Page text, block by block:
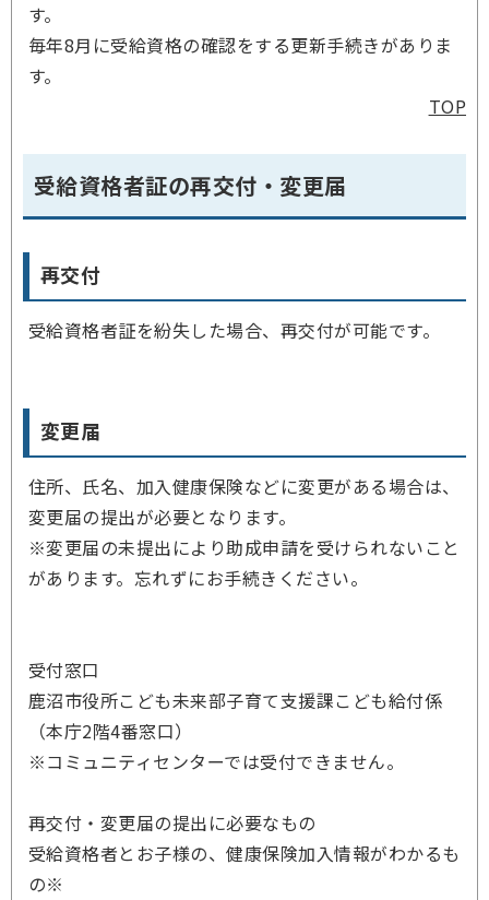
す。
毎年8月に受給資格の確認をする更新手続きがありま
す。
TOP
受給資格者証の再交付・変更届
再交付
受給資格者証を紛失した場合、再交付が可能です。
変更届
住所、氏名、加入健康保険などに変更がある場合は、
変更届の提出が必要となります。
※変更届の未提出により助成申請を受けられないこと
があります。忘れずにお手続きください。
受付窓口
鹿沼市役所こども未来部子育て支援課こども給付係
（本庁2階4番窓口）
※コミュニティセンターでは受付できません。
再交付・変更届の提出に必要なもの
受給資格者とお子様の、健康保険加入情報がわかるも
の※